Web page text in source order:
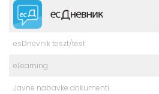
esDnevnik teszt/test
eLearning
Javne nabavke dokumenti